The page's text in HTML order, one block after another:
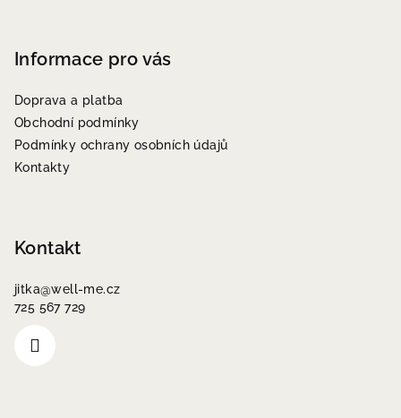
Informace pro vás
Doprava a platba
Obchodní podmínky
Podmínky ochrany osobních údajů
Kontakty
Kontakt
jitka@well-me.cz
725 567 729